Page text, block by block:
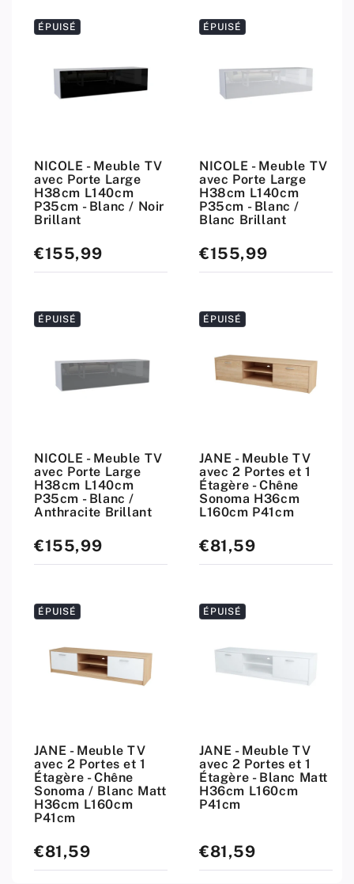
ÉPUISÉ
NICOLE - Meuble TV
avec Porte Large
H38cm L140cm
P35cm - Blanc / Noir
Brillant
Prix
standard
€155,99
ÉPUISÉ
NICOLE - Meuble TV
avec Porte Large
H38cm L140cm
P35cm - Blanc /
Blanc Brillant
Prix
standard
€155,99
ÉPUISÉ
NICOLE - Meuble TV
avec Porte Large
H38cm L140cm
P35cm - Blanc /
Anthracite Brillant
Prix
standard
€155,99
ÉPUISÉ
JANE - Meuble TV
avec 2 Portes et 1
Étagère - Chêne
Sonoma H36cm
L160cm P41cm
Prix
standard
€81,59
ÉPUISÉ
JANE - Meuble TV
avec 2 Portes et 1
Étagère - Chêne
Sonoma / Blanc Matt
H36cm L160cm
P41cm
Prix
standard
€81,59
ÉPUISÉ
JANE - Meuble TV
avec 2 Portes et 1
Étagère - Blanc Matt
H36cm L160cm
P41cm
Prix
standard
€81,59